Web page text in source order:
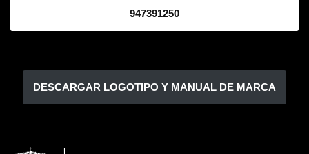
947391250
DESCARGAR LOGOTIPO Y MANUAL DE MARCA